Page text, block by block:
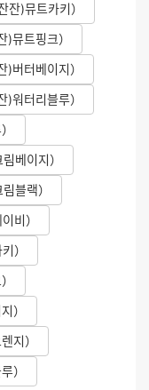
잔)뮤트카키）
)뮤트핑크）
)버터베이지）
)워터리블루）
베이지）
블랙）
비）
）
）
지）
）